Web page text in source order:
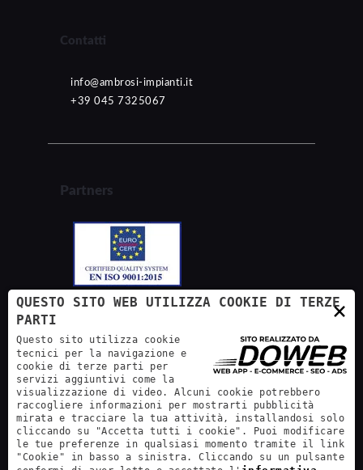
Contatti
info@ambrosi-impianti.it
+39 045 7325067
Partners
×
QUESTO SITO WEB UTILIZZA COOKIE DI TERZE
PARTI
Questo sito utilizza cookie
tecnici per la navigazione e
cookie di terze parti per
servizi aggiuntivi come la
visualizzazione di video. Alcuni cookie potrebbero
raccogliere informazioni per mostrarti pubblicità
mirata e tracciare la tua attività, installandosi solo
cliccando su "Accetta tutti i cookie". Puoi modificare
le tue preferenze in qualsiasi momento tramite il link
"Cookie" in basso a sinistra. Cliccando su un pulsante